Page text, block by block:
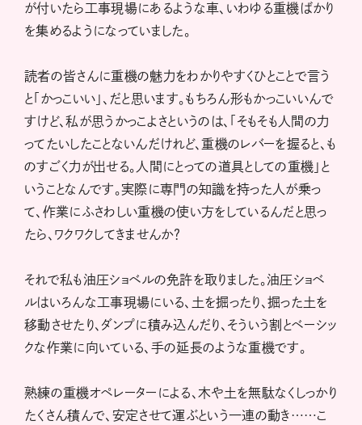
が付いたら工事現場にあるような車、いわゆる重機ばかり
を集めるようになっていました。
読者の皆さんに重機の魅力をわかりやすくひとことで言う
と「かっこいい」、だと思います。もちろん形もかっこいいんで
すけど、私が思うかっこよさというのは、「そもそも人間の力
ってたいしたことないんだけれど、重機のレバーを握ると、も
のすごく力が出せる。人間にとっての道具としての重機」と
いうことなんです。実際に専門の知識を持った人が乗っ
て、作業にふさわしい重機の使い方をしているんだと思っ
たら、ワクワクしてきませんか？
それで私も油圧ショベルの免許を取りました。油圧ショベ
ルはいろんな工事現場にいる、土を掘ったり、掘った土を
移動させたり、ダンプに積み込んだり、そういう割とベーシッ
クな作業に向いている、手の延長のような重機です。
熟練の重機オペレーターによる、木や土を無駄なくしっかり
たくさん積んで、安定させて運ぶという一連の動き……こ